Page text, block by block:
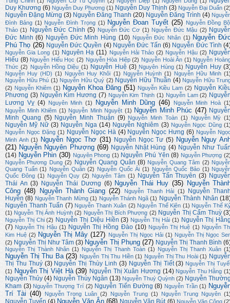
Duy Khương (6) Nguyễn Duy Phương (1) Nguyễn Duy Thịnh (3) Nguyễn Đại Duẩn
Nguyễn Đặng Mừng (3) Nguyễn Đăng Thanh (20) Nguyễn Đăng Trình (4)
Đình Bảng (1) Nguyễn Đình Trọng (1) Nguyễn Đoan Tuyết (25)
Nguyễn Đồng
Thảo (1) Nguyễn Đức Chính (5) Nguyễn Đức Cơ (1) Nguyễn Đức Mậu (2)
Đức Minh (6) Nguyễn Đức Minh Hùng (10) Nguyễn Đức Nhân (1) Nguyễn
Phú Thọ (26) Nguyễn Đức Quyền (4) Nguyễn Đức Tấn (6) Nguyễn Đức Tình
Nguyễn Gia Long (1) Nguyên Hạ (11) Nguyễn Hải Thảo (2) Nguyễn Hậu (2)
Hiếu (8) Nguyễn Hiếu Học (2) Nguyễn Hòa Hiệp (2) Nguyễn Hoài Ân (1) Nguyễn
Thức (2) Nguyễn Hồng Diệu (1) Nguyễn Huệ (3) Nguyên Hùng (1) Nguyễn Huy
Nguyễn Huy (HD) (1) Nguyễn Huy Khôi (1) Nguyễn Huỳnh (1) Nguyễn Hữu Minh
Nguyễn Hữu Phú (1) Nguyễn Hữu Quý (2) Nguyễn Hữu Thuần (4) Nguyễn Hữu
(2) Nguyễn Khiêm (1) Nguyễn Khoa Đăng (51) Nguyễn Kiều Lam (2) Nguyễn
Phương (3) Nguyễn Kim Hương (7) Nguyễn Kim Thịnh (1) Nguyễn Lam (2)
Lương Vỵ (4) Nguyên Minh (1) Nguyễn Minh Dũng (46) Nguyễn Minh Hoà
Nguyễn Minh Khiêm (1) Nguyễn Minh Nguyệt (1) Nguyễn Minh Phúc (47)
Minh Quang (5) Nguyễn Minh Thuận (9) Nguyễn Minh Toàn (1) Nguyễn Mỳ
Nguyễn Mỹ Nữ (3) Nguyễn Nga (14) Nguyễn Nghiêm (3) Nguyễn Ngọc Dũng
Nguyễn Ngọc Đặng (1) Nguyễn Ngọc Hà (4) Nguyễn Ngọc Hưng (6) Nguyễn
Minh Anh (1) Nguyễn Ngọc Thơ (31) Nguyễn Ngọc Tư (5) Nguyễn Nguy
(21) Nguyễn Nguyên Phượng (69) Nguyễn Nhật Hùng (4) Nguyễn Như
(14) Nguyễn Phin (30) Nguyên Phong (1) Nguyễn Phú Yên (8) Nguyễn Phượng
Nguyễn Phương Dung (2) Nguyễn Quang Quân (8) Nguyễn Quang Tâm (2)
Quang Tuấn (1) Nguyễn Quân (2) Nguyễn Quốc Ái (1) Nguyễn Quốc Bảo (1)
Quốc Đông (1) Nguyễn Quy (2) Nguyên Tâm (1) Nguyễn Tấn Thuyên (3)
Thái An (3) Nguyễn Thái Dương (6) Nguyễn Thái Huy (35)
Nguyễn
Công (48) Nguyễn Thành Giang (22) Nguyễn Thanh Hải (1)
Nguyễn
Huyền (8) Nguyễn Thanh Mừng (1) Nguyễn Thánh Ngã (1) Nguyễn Thành Nhân
Nguyễn Thanh Tuấn (7) Nguyễn Thanh Xuân (2) Nguyễn Thế Kiên (1) Nguyễn Thế
(1) Nguyễn Thị Ánh Huỳnh (2) Nguyễn Thị Bích Phượng (2) Nguyễn Thị Cẩm Thuỳ
Nguyễn Thị Chi (2) Nguyễn Thị Diệu Hiền (3) Nguyễn Thị Hải (1) Nguyễn Thị
(7) Nguyễn Thị Hậu (1) Nguyễn Thị Hồng Đào (10) Nguyễn Thị Huệ (1) Nguyễn
Kim Huệ (2) Nguyễn Thị Mây (127) Nguyễn Thị Ngọc Hải (1) Nguyễn Thị Ngọc
(2) Nguyễn Thị Như Tâm (3) Nguyễn Thị Phụng (27) Nguyễn Thị Thanh Bình
Nguyễn Thị Thành Nhân (1) Nguyễn Thị Thanh Toàn (1) Nguyễn Thị Thanh Xuân
Nguyễn Thị Thu Ba (23) Nguyễn Thị Thu Hiền (1) Nguyễn Thị Thu Hoài (1)
Thị Thu Thuý (3) Nguyễn Thị Thùy Linh (3) Nguyễn Thị Tiết (3) Nguyễn Thị
(1) Nguyễn Thị Việt Hà (39) Nguyễn Thị Xuân Hương (14) Nguyễn Thu Hằng
Nguyễn Thủy (4) Nguyễn Thúy Ngân (13) Nguyễn Thuý Quỳnh (2) Nguyễn
Kham (3) Nguyễn Thượng Trí (2) Nguyễn Tiến Đường (8) Nguyễn Trần (1)
Trí Tài (40) Nguyễn Trọng Luân (2) Nguyễn Trung (1) Nguyễn Trung Nguyên
Nguyễn Văn Ân (68) Nguyễn Văn Công